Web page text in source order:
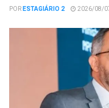
PORESTAGIÁRIO 2 2026/08/